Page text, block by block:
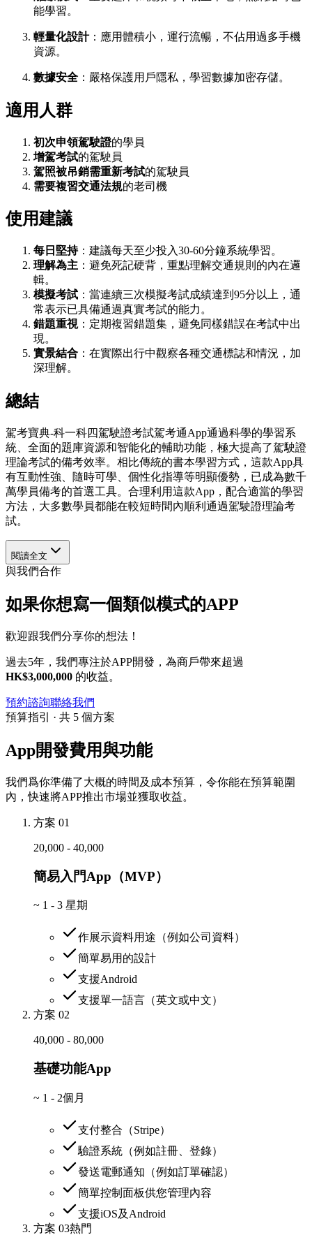
能學習。
輕量化設計：應用體積小，運行流暢，不佔用過多手機
資源。
數據安全 ：嚴格保護用戶隱私，學習數據加密存儲。
適用人群
初次申領駕駛證的學員
增駕考試的駕駛員
駕照被吊銷需重新考試的駕駛員
需要複習交通法規的老司機
使用建議
每日堅持：建議每天至少投入30-60分鐘系統學習。
理解為主 ：避免死記硬背，重點理解交通規則的內在邏
輯。
模擬考試 ：當連續三次模擬考試成績達到95分以上，通
常表示已具備通過真實考試的能力。
錯題重視：定期複習錯題集，避免同樣錯誤在考試中出
現。
實景結合 ：在實際出行中觀察各種交通標誌和情況，加
深理解。
總結
駕考寶典-科一科四駕駛證考試駕考通App通過科學的學習系
統、全面的題庫資源和智能化的輔助功能，極大提高了駕駛證
理論考試的備考效率。相比傳統的書本學習方式，這款App具
有互動性強、隨時可學、個性化指導等明顯優勢，已成為數千
萬學員備考的首選工具。合理利用這款App，配合適當的學習
方法，大多數學員都能在較短時間內順利通過駕駛證理論考
試。
閱讀全文
與我們合作
如果你想寫一個類似模式的APP
歡迎跟我們分享你的想法！
過去5年，我們專注於APP開發，為商戶帶來超過
HK$3,000,000 的收益。
預約諮詢聯絡我們
預算指引 · 共 5 個方案
App開發費用與功能
我們爲你準備了大概的時間及成本預算，令你能在預算範圍
內，快速將APP推出市場並獲取收益。
方案 01
20,000 - 40,000
簡易入門App（MVP）
~ 1 - 3 星期
作展示資料用途（例如公司資料）
簡單易用的設計
支援Android
支援單一語言（英文或中文）
方案 02
40,000 - 80,000
基礎功能App
~ 1 - 2個月
支付整合（Stripe）
驗證系統（例如註冊、登錄）
發送電郵通知（例如訂單確認）
簡單控制面板供您管理內容
支援iOS及Android
方案 03熱門